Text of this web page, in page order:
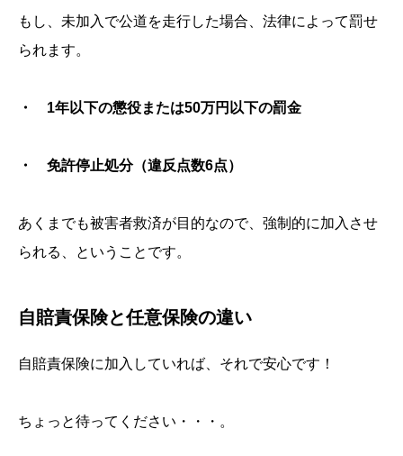
もし、未加入で公道を走行した場合、法律によって罰せ
られます。
・ 1年以下の懲役または50万円以下の罰金
・ 免許停止処分（違反点数6点）
あくまでも被害者救済が目的なので、強制的に加入させ
られる、ということです。
自賠責保険と任意保険の違い
自賠責保険に加入していれば、それで安心です！
ちょっと待ってください・・・。